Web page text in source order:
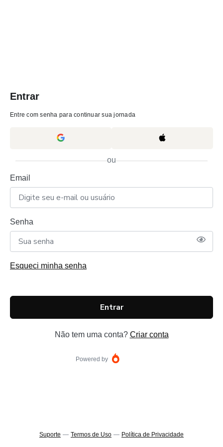
Entrar
Entre com senha para continuar sua jornada
ou
Email
Senha
Esqueci minha senha
Entrar
Não tem uma conta? Criar conta
Powered by
Suporte — Termos de Uso — Política de Privacidade